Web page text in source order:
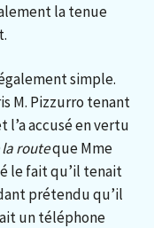
la tenue
simple.
M. Pizzurro tenant
accusé en vertu
la routeque Mme
le fait qu’il tenait
prétendu qu’il
un téléphone